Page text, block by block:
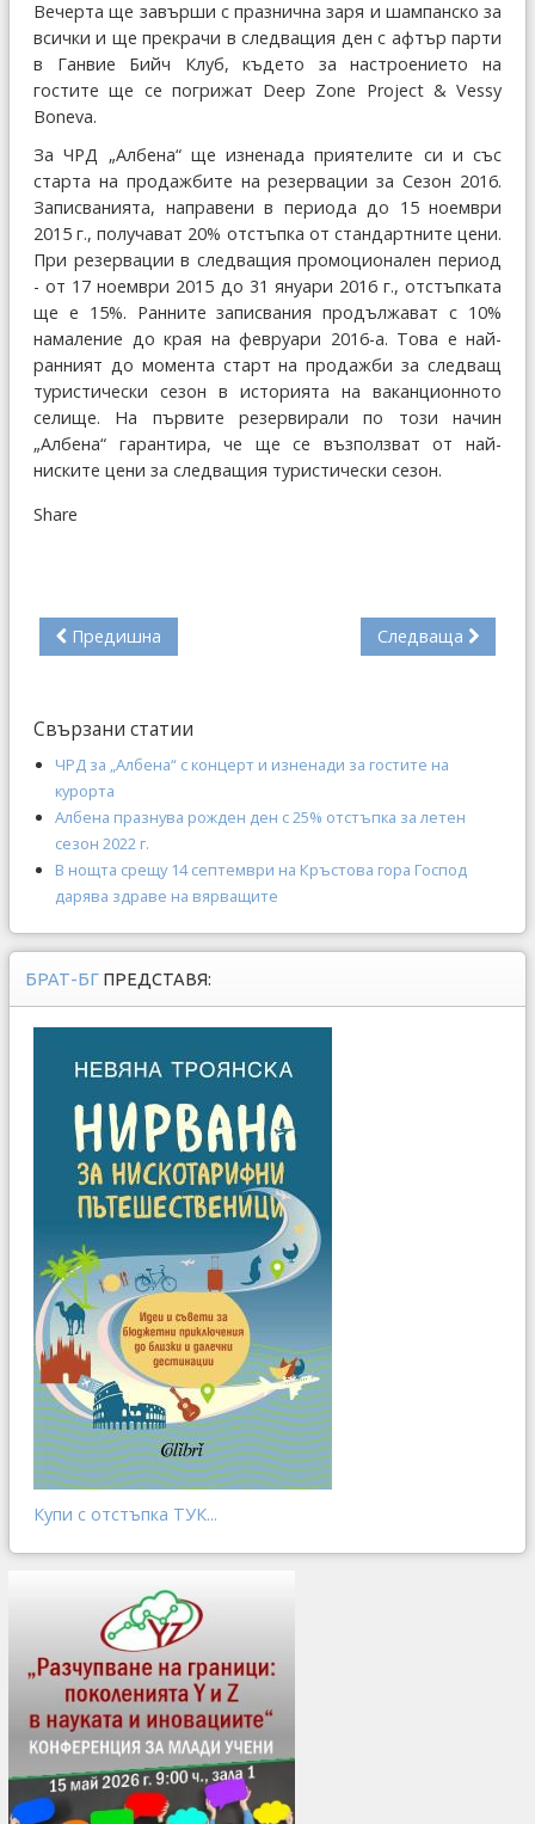
Вечерта ще завърши с празнична заря и шампанско за
всички и ще прекрачи в следващия ден с афтър парти
в Ганвие Бийч Клуб, където за настроението на
гостите ще се погрижат Deep Zone Project & Vessy
Boneva.
За ЧРД „Албена“ ще изненада приятелите си и със
старта на продажбите на резервации за Сезон 2016.
Записванията, направени в периода до 15 ноември
2015 г., получават 20% отстъпка от стандартните цени.
При резервации в следващия промоционален период
- от 17 ноември 2015 до 31 януари 2016 г., отстъпката
ще е 15%. Ранните записвания продължават с 10%
намаление до края на февруари 2016-а. Това е най-
ранният до момента старт на продажби за следващ
туристически сезон в историята на ваканционното
селище. На първите резервирали по този начин
„Албена“ гарантира, че ще се възползват от най-
ниските цени за следващия туристически сезон.
Share
Предишна Следваща
Свързани статии
ЧРД за „Албена“ с концерт и изненади за гостите на
курорта
Албена празнува рожден ден с 25% отстъпка за летен
сезон 2022 г.
В нощта срещу 14 септември на Кръстова гора Господ
дарява здраве на вярващите
БРАТ-БГ ПРЕДСТАВЯ:
Купи с отстъпка ТУК...